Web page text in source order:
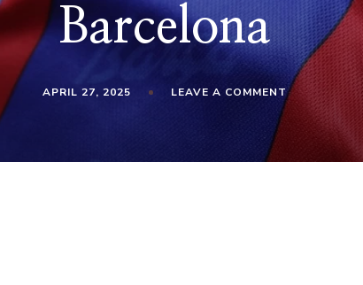
Barcelona
APRIL 27, 2025 LEAVE A COMMENTON
BARCELONA
BEZOEKEN?
BEZOEK
FC